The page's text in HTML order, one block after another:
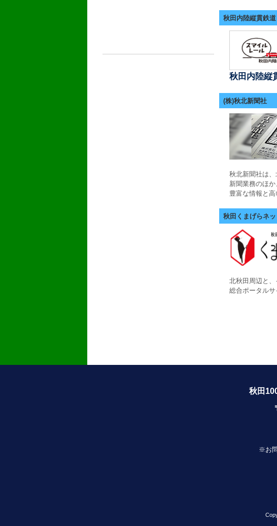
秋田内陸縦貫鉄道
秋田内陸縦
(株)秋北新聞社
秋北新聞社は、
新聞業務のほか
豊富な情報と高
秋田くまげらネ
北秋田周辺と
総合ポータルサ
秋田
※お